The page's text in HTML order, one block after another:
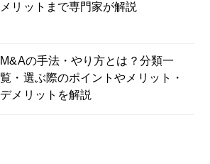
メリットまで専門家が解説
M&Aの手法・やり方とは？分類一
覧・選ぶ際のポイントやメリット・
デメリットを解説